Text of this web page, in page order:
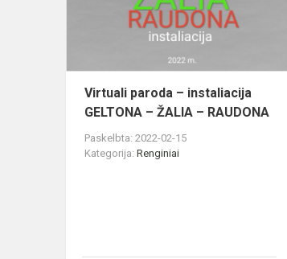
Virtuali paroda – instaliacija
GELTONA – ŽALIA – RAUDONA
Paskelbta: 2022-02-15
Kategorija: Renginiai